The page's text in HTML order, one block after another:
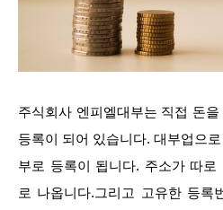
주식회사 엔피엘대부는 직접 돈
등록이 되어 있습니다. 대부업으
부로 등록이 됩니다. 주소가 따
로 나옵니다.그리고 고유한 등록